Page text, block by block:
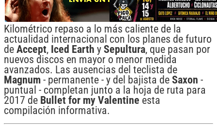
Kilométrico repaso a lo más caliente de la
actualidad internacional con los planes de futuro
de Accept, Iced Earth y Sepultura, que pasan por
nuevos discos en mayor o menor medida
avanzados. Las ausencias del teclista de
Magnum - permanente - y del bajista de Saxon -
puntual - completan junto a la hoja de ruta para
2017 de Bullet for my Valentine esta
compilación informativa.